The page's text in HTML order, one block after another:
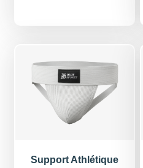
Support Athlétique